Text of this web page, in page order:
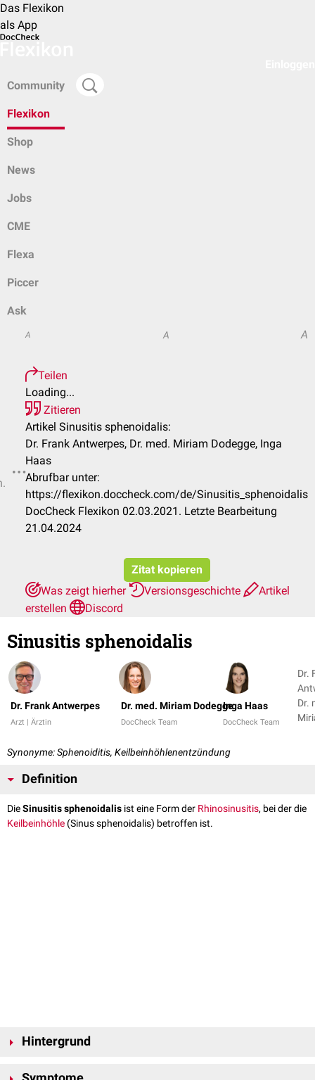
Das Flexikon
als App
Community
Flexikon
Shop
News
Jobs
CME
Flexa
Piccer
Ask
A A A
Teilen
Loading...
Zitieren
Artikel Sinusitis sphenoidalis:
Dr. Frank Antwerpes, Dr. med. Miriam Dodegge, Inga
Haas
Abrufbar unter:
https://flexikon.doccheck.com/de/Sinusitis_sphenoidalis
DocCheck Flexikon 02.03.2021. Letzte Bearbeitung
21.04.2024
Zitat kopieren
Was zeigt hierher
Versionsgeschichte
Artikel
erstellen
Discord
Sinusitis sphenoidalis
Dr. Frank Antwerpes
Arzt | Ärztin
Dr. med. Miriam Dodegge
DocCheck Team
Inga Haas
DocCheck Team
Dr.
Dr.
Synonyme: Sphenoiditis, Keilbeinhöhlenentzündung
Definition
DieSinusitis sphenoidalis ist eine Form der Rhinosinusitis, bei der die
Keilbeinhöhle (Sinus sphenoidalis) betroffen ist.
Hintergrund